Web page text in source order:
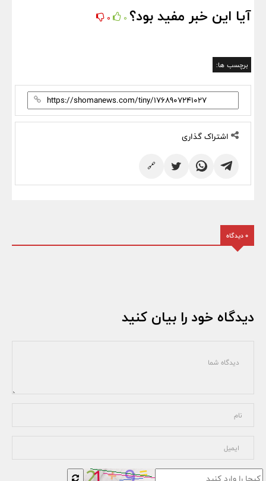
آیا این خبر مفید بود؟ 0
0
برچسب ها:
اشتراک گذاری
🔗
0 دیدگاه
دیدگاه خود را بیان کنید